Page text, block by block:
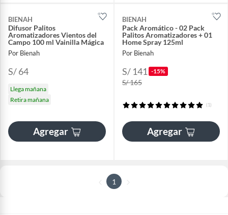
BIENAH
Difusor Palitos
Aromatizadores Vientos del
Campo 100 ml Vainilla Mágica
Por Bienah
S/ 64
Llega mañana
Retira mañana
Agregar
BIENAH
Pack Aromático - 02 Pack
Palitos Aromatizadores + 01
Home Spray 125ml
Por Bienah
S/ 141 -15%
S/ 165
(1)
Agregar
1